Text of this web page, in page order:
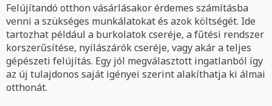
Felújítandó otthon vásárlásakor érdemes számításba
venni a szükséges munkálatokat és azok költségét. Ide
tartozhat például a burkolatok cseréje, a fűtési rendszer
korszerűsítése, nyílászárók cseréje, vagy akár a teljes
gépészeti felújítás. Egy jól megválasztott ingatlanból így
az új tulajdonos saját igényei szerint alakíthatja ki álmai
otthonát.